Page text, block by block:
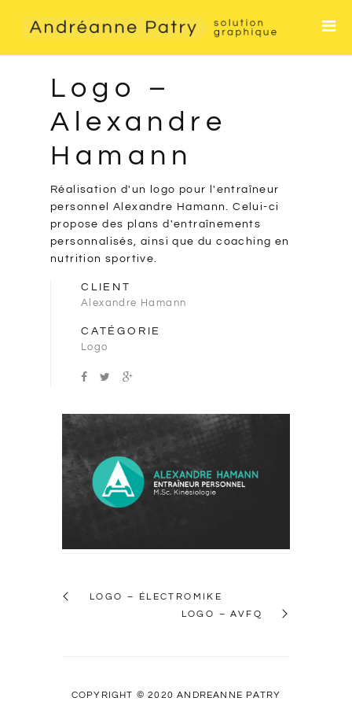
Services
Logo –
Alexandre
Hamann
Réalisation d'un logo pour l'entraîneur
personnel Alexandre Hamann. Celui-ci
propose des plans d'entraînements
personnalisés, ainsi que du coaching en
nutrition sportive.
CLIENT
Alexandre Hamann
CATÉGORIE
Logo
LOGO – ÉLECTROMIKE
LOGO – AVFQ
COPYRIGHT © 2020 ANDRÉANNE PATRY